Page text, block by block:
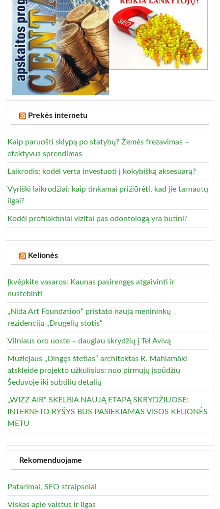
Prekės internetu
Kaip paruošti sklypą po statybų? Žemės frezavimas –
efektyvus sprendimas
Laikrodis: kodėl verta investuoti į kokybišką aksesuarą?
Vyriški laikrodžiai: kaip tinkamai prižiūrėti, kad jie tarnautų
ilgai?
Kodėl profilaktiniai vizitai pas odontologą yra būtini?
Kelionės
Įkvėpkite vasaros: Kaunas pasirengęs atgaivinti ir
nustebinti
„Nida Art Foundation“ pristato naują menininkų
rezidenciją „Drugelių stotis“
Vilniaus oro uoste – daugiau skrydžių į Tel Avivą
Muziejaus „Dingęs štetlas“ architektas R. Mahlamäki
atskleidė projekto užkulisius: nuo pirmųjų įspūdžių
Šeduvoje iki subtilių detalių
„WIZZ AIR“ SKELBIA NAUJĄ ETAPĄ SKRYDŽIUOSE:
INTERNETO RYŠYS BUS PASIEKIAMAS VISOS KELIONĖS
METU
Rekomenduojame
Patarimai, SEO straipsniai
Viskas apie vaistus ir ligas